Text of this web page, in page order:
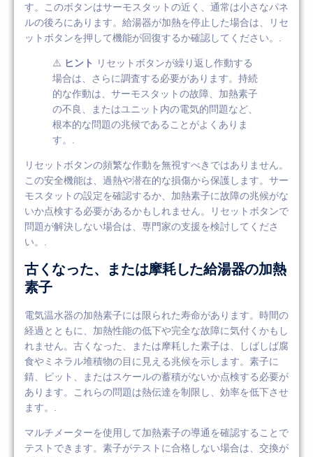
す。このボタンはサーモスタットの近く、通常は小さなパネ
ルの後ろにあります。給湯器が加熱を停止した場合は、リセ
ットボタンを押して機能が回復するか確認してください。.
⚠️ ヒント
リセットボタンが繰り返し作動する
場合は、さらに調査する必要があります。持続
的な作動は、サーモスタットの故障、加熱素子
の不良、またはユニット内の電気的問題など、
根本的な問題の兆候であることがよくありま
す。.
リセットボタンの頻繁な作動を無視すべきではありません。
この安全機能は、過熱や潜在的な損傷から保護します。サー
モスタットの設定を確認するか、加熱素子に故障の兆候がな
いか点検する必要があるかもしれません。リセットボタンで
問題が解決しない場合は、専門家の支援を検討してくださ
い。.
古くなった、または摩耗した給湯器の加熱
素子
電気温水器の加熱素子には限られた寿命があります。時間の
経過とともに、加熱性能の低下や完全な故障に気付くかもし
れません。古くなった、または摩耗した素子は、しばしば腐
食やミネラル堆積物の目に見える兆候を示します。素子に
錆、ピット、またはスケールの蓄積がないか点検する必要が
あります。これらの問題は熱伝達を制限し、効率を低下させ
ます。.
マルチメーターを使用して加熱素子の導通を確認することで
テストできます。素子がテストに合格しない場合は、交換が